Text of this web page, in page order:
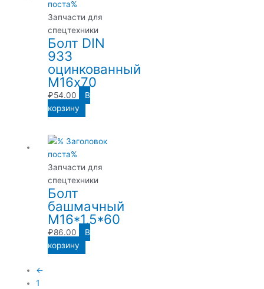
Запчасти для
спецтехники
Болт DIN
933
оцинкованный
М16х70
₽54.00
В
корзину
Запчасти для
спецтехники
Болт
башмачный
М16*1,5*60
₽86.00
В
корзину
←
1